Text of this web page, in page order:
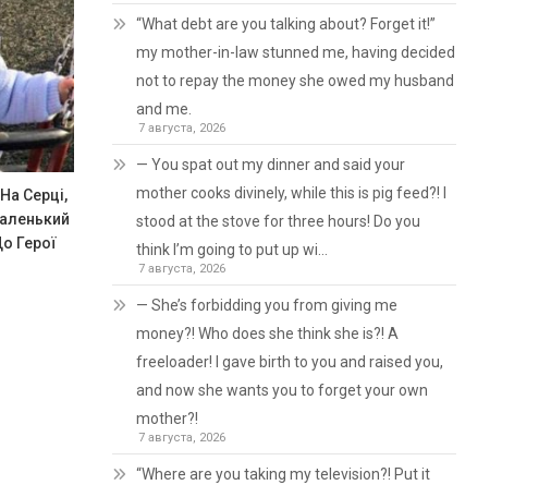
Серці,
Герої
“What debt are you talking about? Forget it!”
my mother-in-law stunned me, having decided
not to repay the money she owed my husband
and me.
7 августа, 2026
— You spat out my dinner and said your
mother cooks divinely, while this is pig feed?! I
stood at the stove for three hours! Do you
think I’m going to put up wi…
7 августа, 2026
— She’s forbidding you from giving me
money?! Who does she think she is?! A
freeloader! I gave birth to you and raised you,
and now she wants you to forget your own
mother?!
7 августа, 2026
“Where are you taking my television?! Put it